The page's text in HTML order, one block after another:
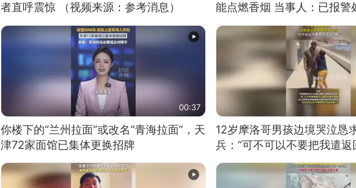
者直呼震惊 （视频来源：参考消息）
能点燃香烟 当事人：已报警
00:37
你楼下的“兰州拉面”或改名“青海拉面”，天
津72家面馆已集体更换招牌
12岁摩洛哥男孩边境哭泣恳
兵：“可不可以不要把我遣返